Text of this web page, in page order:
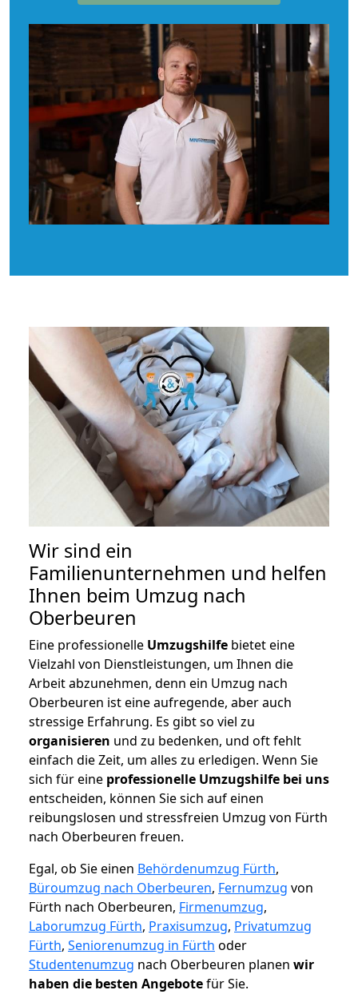
Wir sind ein
Familienunternehmen und helfen
Ihnen beim Umzug nach
Oberbeuren
Eine professionelle Umzugshilfe bietet eine
Vielzahl von Dienstleistungen, um Ihnen die
Arbeit abzunehmen, denn ein Umzug nach
Oberbeuren ist eine aufregende, aber auch
stressige Erfahrung. Es gibt so viel zu
organisieren und zu bedenken, und oft fehlt
einfach die Zeit, um alles zu erledigen. Wenn Sie
sich für eine professionelle Umzugshilfe bei uns
entscheiden, können Sie sich auf einen
reibungslosen und stressfreien Umzug von Fürth
nach Oberbeuren freuen.
Egal, ob Sie einen Behördenumzug Fürth,
Büroumzug nach Oberbeuren, Fernumzug von
Fürth nach Oberbeuren, Firmenumzug,
Laborumzug Fürth, Praxisumzug, Privatumzug
Fürth, Seniorenumzug in Fürth oder
Studentenumzug nach Oberbeuren planen wir
haben die besten Angebotefür Sie.